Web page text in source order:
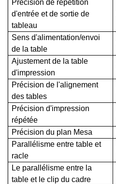
Précision de répétition
d'entrée et de sortie de
tableau
Sens d'alimentation/envoi
de la table
Ajustement de la table
d'impression
Précision de l'alignement
des tables
Précision d'impression
répétée
Précision du plan Mesa
Parallélisme entre table et
racle
Le parallélisme entre la
table et le clip du cadre